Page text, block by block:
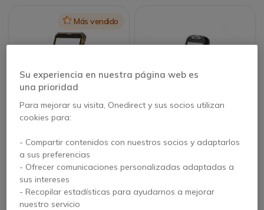
IconMás vendido
5 de 3 Reseñas
888,75 €
807,95 € s/Iva
575,00 €
550,95 €
Su experiencia en nuestra página web es
una prioridad
Para mejorar su visita, Onedirect y sus socios utilizan
cookies para:
- Compartir contenidos con nuestros socios y adaptarlos
a sus preferencias
- Ofrecer comunicaciones personalizadas adaptadas a
sus intereses
- Recopilar estadísticas para ayudarnos a mejorar
nuestro servicio